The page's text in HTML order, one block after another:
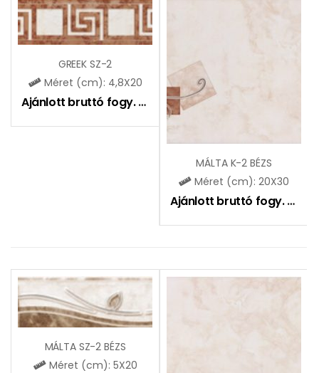
GREEK SZ-2
Méret (cm): 4,8X20
Ajánlott bruttó fogy. ár: 1465Ft
MÁLTA K-2 BÉZS
Méret (cm): 20X30
Ajánlott bruttó fogy. ár:
MÁLTA SZ-2 BÉZS
Méret (cm): 5X20